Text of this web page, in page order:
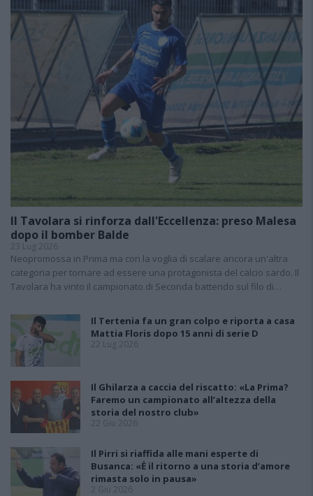
Il Tavolara si rinforza dall'Eccellenza: preso Malesa
dopo il bomber Balde
23 Lug 2026
Neopromossa in Prima ma con la voglia di scalare ancora un'altra
categoria per tornare ad essere una protagonista del calcio sardo. Il
Tavolara ha vinto il campionato di Seconda battendo sul filo di…
Il Tertenia fa un gran colpo e riporta a casa
Mattia Floris dopo 15 anni di serie D
22 Lug 2026
Il Ghilarza a caccia del riscatto: «La Prima?
Faremo un campionato all’altezza della
storia del nostro club»
22 Giu 2026
Il Pirri si riaffida alle mani esperte di
Busanca: «Ė il ritorno a una storia d’amore
rimasta solo in pausa»
2 Giu 2026